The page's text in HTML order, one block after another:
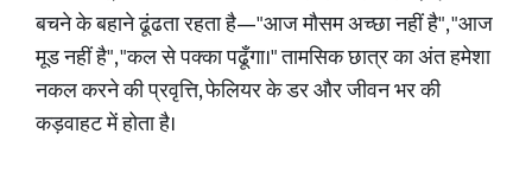
बचने के बहाने ढूंढता रहता है—"आज मौसम अच्छा नहीं है", "आज
मूड नहीं है", "कल से पक्का पढूँगा।" तामसिक छात्र का अंत हमेशा
नकल करने की प्रवृत्ति, फेलियर के डर और जीवन भर की
कड़वाहट में होता है।